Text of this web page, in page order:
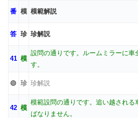
番 模 模範解説
答 珍 珍解説
41 模
設問の通りです。ルームミラーに車
す。
🟢 珍 珍解説
42 模
模範設問の通りです。追い越される
ばなりません。